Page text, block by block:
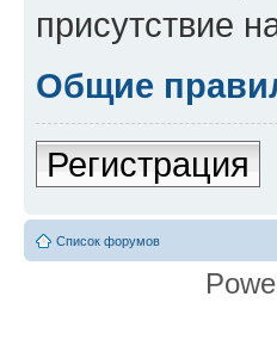
присутствие
Общие
Регистрация
Список форумов